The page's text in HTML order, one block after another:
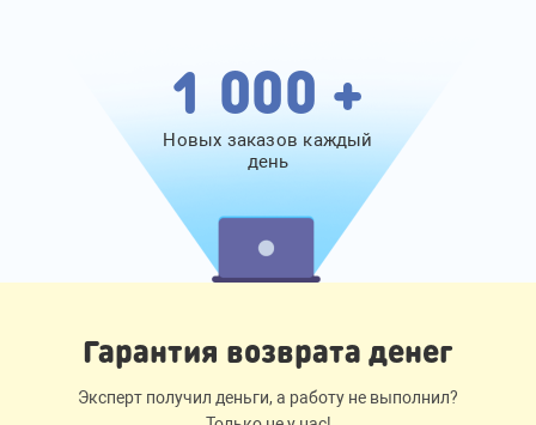
1 000 +
Новых заказов каждый
день
Гарантия возврата денег
Эксперт получил деньги, а работу не выполнил?